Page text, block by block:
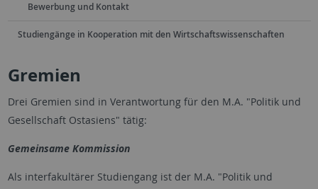
Bewerbung und Kontakt
Studiengänge in Kooperation mit den Wirtschaftswissenschaften
Gremien
Drei Gremien sind in Verantwortung für den M.A. "Politik und
Gesellschaft Ostasiens" tätig:
Gemeinsame Kommission
Als interfakultärer Studiengang ist der M.A. "Politik und